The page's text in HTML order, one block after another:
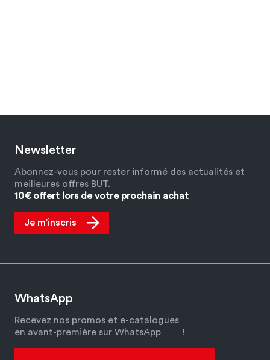
Newsletter
Abonnez-vous pour rester informé des actualités et
meilleures offres BUT.
10€ offert lors de votre prochain achat
Je m’inscris
WhatsApp
Recevez nos promos et e-catalogues
en avant-première sur WhatsApp
!